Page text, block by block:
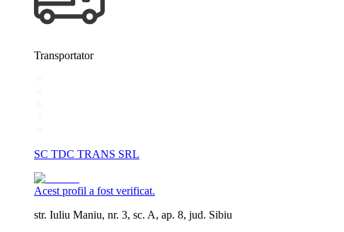
Transportator
SC TDC TRANS SRL
Acest profil a fost verificat.
str. Iuliu Maniu, nr. 3, sc. A, ap. 8, jud. Sibiu